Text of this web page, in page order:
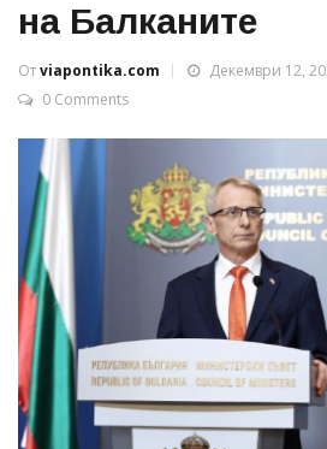
на Балканите
Отviapontika.com
Декември 12,
0 Comments